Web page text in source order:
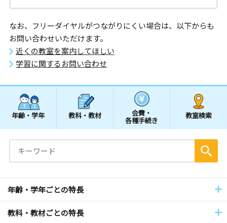
なお、フリーダイヤルがつながりにくい場合は、以下からも
お問い合わせいただけます。
近くの教室を案内してほしい
学習に関するお問い合わせ
年齢・学年 教科・教材 会費・
各種手続き
教室検索
年齢・学年ごとの特長
教科・教材ごとの特長